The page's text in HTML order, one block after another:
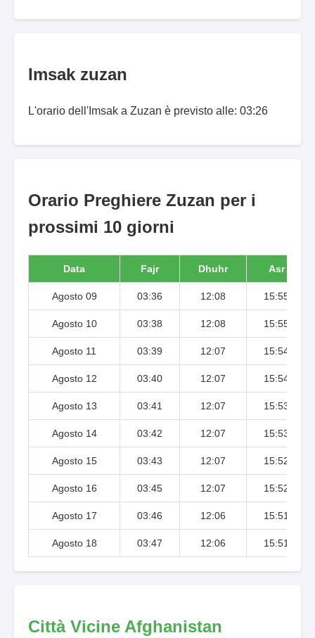
Imsak zuzan
L'orario dell'Imsak a Zuzan è previsto alle: 03:26
Orario Preghiere Zuzan per i
prossimi 10 giorni
Data Fajr Dhuhr Asr
Agosto 09 03:36 12:08 15:55
Agosto 10 03:38 12:08 15:55
Agosto 11 03:39 12:07 15:54
Agosto 12 03:40 12:07 15:54
Agosto 13 03:41 12:07 15:53
Agosto 14 03:42 12:07 15:53
Agosto 15 03:43 12:07 15:52
Agosto 16 03:45 12:07 15:52
Agosto 17 03:46 12:06 15:51
Agosto 18 03:47 12:06 15:51
Città Vicine Afghanistan